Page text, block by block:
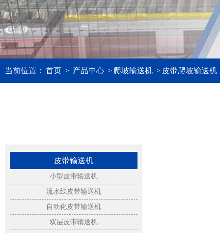
当前位置： 首页 > 产品中心 > 爬坡输送机 > 皮带爬坡输送机
皮带输送机
小型皮带输送机
流水线皮带输送机
自动化皮带输送机
双层皮带输送机